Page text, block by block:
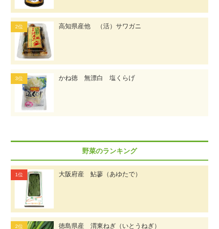
高知県産他 （活）サワガニ
かね徳 無漂白 塩くらげ
野菜のランキング
大阪府産 鮎蓼（あゆたで）
徳島県産 渭東ねぎ（いとうねぎ）